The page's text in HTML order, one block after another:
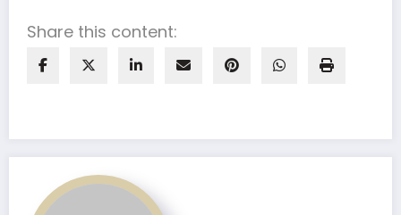
Share this content: